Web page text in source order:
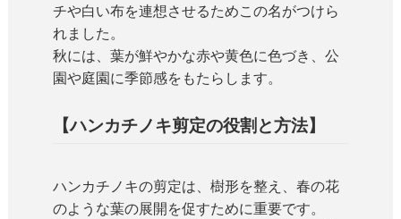
チや白い布を連想させるためこの名がつけら
れました。
秋には、葉が鮮やかな赤や黄色に色づき、公
園や庭園に季節感をもたらします。
【ハンカチノキ剪定の役割と方法】
ハンカチノキの剪定は、樹形を整え、春の花
のような葉の展開を促すために重要です。